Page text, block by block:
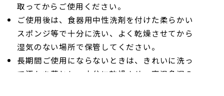
取ってからご使用ください。
ご使用後は、食器用中性洗剤を付けた柔らかい
スポンジ等で十分に洗い、よく乾燥させてから
湿気のない場所で保管してください。
長期間ご使用にならないときは、きれいに洗っ
て汚れを落とし、十分に乾燥させ、高温多湿の